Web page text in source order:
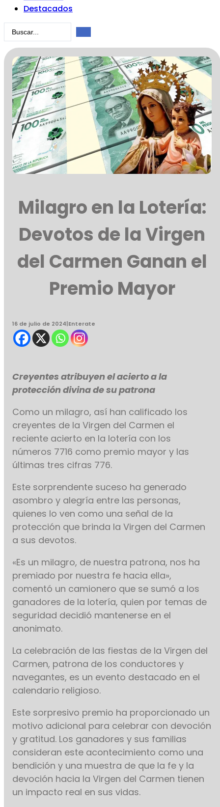
Destacados
Search
Milagro en la Lotería:
Devotos de la Virgen
del Carmen Ganan el
Premio Mayor
16 de julio de 2024|Enterate
Creyentes atribuyen el acierto a la
protección divina de su patrona
Como un milagro, así han calificado los
creyentes de la Virgen del Carmen el
reciente acierto en la lotería con los
números 7716 como premio mayor y las
últimas tres cifras 776.
Este sorprendente suceso ha generado
asombro y alegría entre las personas,
quienes lo ven como una señal de la
protección que brinda la Virgen del Carmen
a sus devotos.
«Es un milagro, de nuestra patrona, nos ha
premiado por nuestra fe hacia ella»,
comentó un camionero que se sumó a los
ganadores de la lotería, quien por temas de
seguridad decidió mantenerse en el
anonimato.
La celebración de las fiestas de la Virgen del
Carmen, patrona de los conductores y
navegantes, es un evento destacado en el
calendario religioso.
Este sorpresivo premio ha proporcionado un
motivo adicional para celebrar con devoción
y gratitud. Los ganadores y sus familias
consideran este acontecimiento como una
bendición y una muestra de que la fe y la
devoción hacia la Virgen del Carmen tienen
un impacto real en sus vidas.